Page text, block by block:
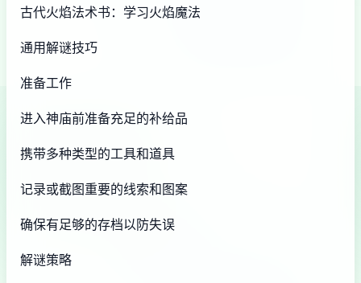
古代火焰法术书：学习火焰魔法
通用解谜技巧
准备工作
进入神庙前准备充足的补给品
携带多种类型的工具和道具
记录或截图重要的线索和图案
确保有足够的存档以防失误
解谜策略